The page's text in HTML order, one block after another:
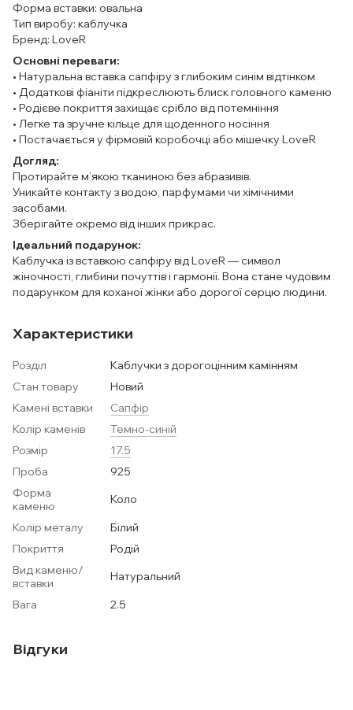
Форма вставки: овальна
Тип виробу: каблучка
Бренд: LoveR
Основні переваги:
• Натуральна вставка сапфіру з глибоким синім відтінком
• Додаткові фіаніти підкреслюють блиск головного каменю
• Родієве покриття захищає срібло від потемніння
• Легке та зручне кільце для щоденного носіння
• Постачається у фірмовій коробочці або мішечку LoveR
Догляд:
Протирайте м’якою тканиною без абразивів.
Уникайте контакту з водою, парфумами чи хімічними
засобами.
Зберігайте окремо від інших прикрас.
Ідеальний подарунок:
Каблучка із вставкою сапфіру від LoveR — символ
жіночності, глибини почуттів і гармонії. Вона стане чудовим
подарунком для коханої жінки або дорогої серцю людини.
Характеристики
Розділ
Каблучки з дорогоцінним камінням
Стан товару
Новий
Камені вставки
Сапфір
Колір каменів
Темно-синій
Розмір
17.5
Проба
925
Форма
каменю
Коло
Колір металу
Білий
Покриття
Родій
Вид каменю/
вставки
Натуральний
Вага
2.5
Відгуки